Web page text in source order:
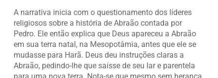
A narrativa inicia com o questionamento dos líderes
religiosos sobre a história de Abraão contada por
Pedro. Ele então explica que Deus apareceu a Abraão
em sua terra natal, na Mesopotâmia, antes que ele se
mudasse para Harã. Deus deu instruções claras a
Abraão, pedindo-lhe que saísse de seu lar e parentela